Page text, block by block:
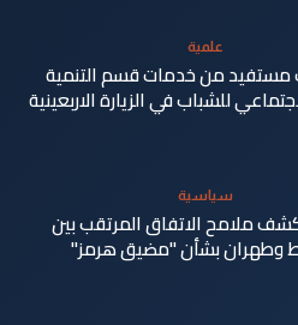
علمية
مستفيد من خدمات قسم التنمية
للشباب في الزيارة الاربعينية
سياسية
ملامح الاتفاق المرتقب بين
بشأن "مضيق هرمز"